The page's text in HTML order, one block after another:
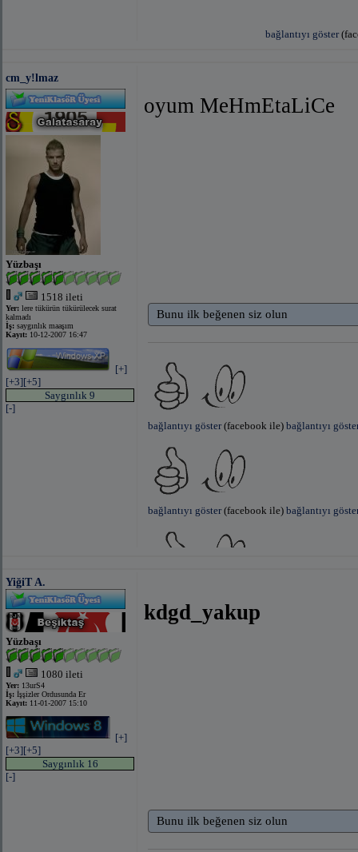
bağlantıyı göster
cm_y!lmaz
Yüzbaşı
1518 ileti
Yer: lere tükürün tükürülecek surat
kalmadı
İş: saygınlık maaşım
Kayıt: 10-12-2007 16:47
[+]
[+3][+5]
Saygınlık 9
[-]
oyum MeHmEtaLiCe
Bunu ilk beğenen siz olun
bağlantıyı göster(facebook ile) bağlantıyı
bağlantıyı göster(facebook ile) bağlantıyı
YiğiT A.
Yüzbaşı
1080 ileti
Yer: 13urS4
İş: İşşizler Ordusunda Er
Kayıt: 11-01-2007 15:10
[+]
[+3][+5]
Saygınlık 16
[-]
kdgd_yakup
Bunu ilk beğenen siz olun